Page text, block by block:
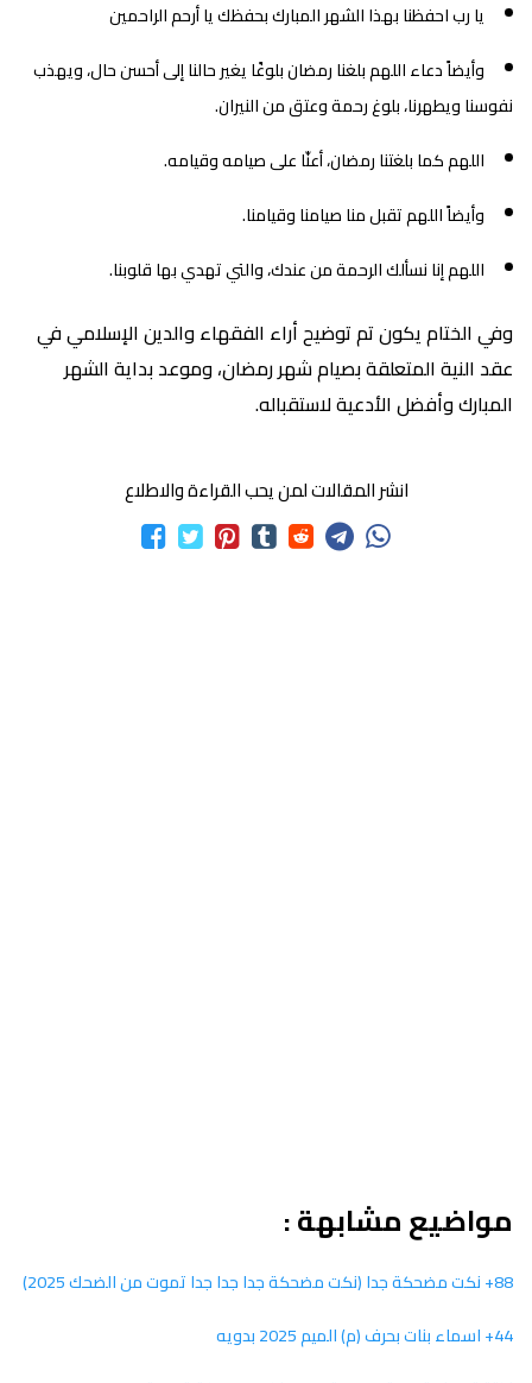
يا رب احفظنا بهذا الشهر المبارك بحفظك يا أرحم الراحمين
وأيضاً دعاء اللهم بلغنا رمضان بلوغًا يغير حالنا إلى أحسن حال، ويهذب
نفوسنا ويطهرنا، بلوغ رحمة وعتق من النيران.
اللهم كما بلغتنا رمضان، أعنّا على صيامه وقيامه.
وأيضاً اللهم تقبل منا صيامنا وقيامنا.
اللهم إنا نسألك الرحمة من عندك، والتي تهدي بها قلوبنا.
وفي الختام يكون تم توضيح أراء الفقهاء والدين الإسلامي في
عقد النية المتعلقة بصيام شهر رمضان، وموعد بداية الشهر
المبارك وأفضل الأدعية لاستقباله.
انشر المقالات لمن يحب القراءة والاطلاع
مواضيع مشابهة :
88+ نكت مضحكة جدا (نكت مضحكة جدا جدا جدا تموت من الضحك 2025)
44+ اسماء بنات بحرف (م) الميم 2025 بدويه